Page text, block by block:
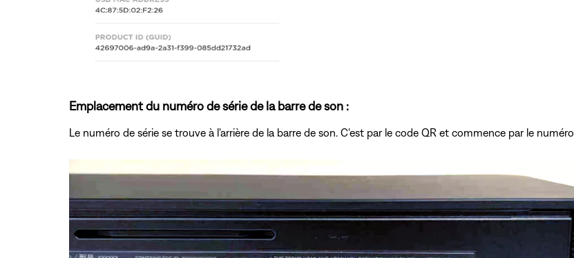
Emplacement du numéro de série de la barre de son :
Le numéro de série se trouve à l'arrière de la barre de son. C'est par le code QR et commence par le numéro